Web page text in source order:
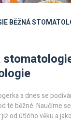
BĚŽNÁ
a dnes se
té běžné. Naučíme
od útlého věku a